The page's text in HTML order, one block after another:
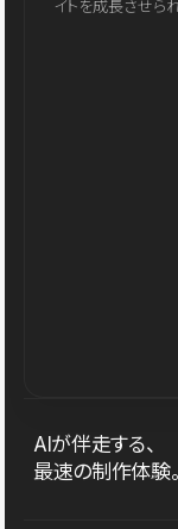
イトを成長させられ
AIが伴走する、
最速の制作体験。